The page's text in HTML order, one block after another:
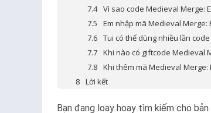
Vì sao code Medieval Merge:
Em nhập mã Medieval
Tui có thể dùng nhiều lần
Khi nào có giftcode Medieval
Khi thêm mã Medieval
Lời kết
Bạn đang loay hoay tìm kiếm cho